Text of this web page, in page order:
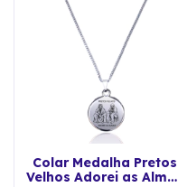
Colar Medalha Pretos
Velhos Adorei as Almas